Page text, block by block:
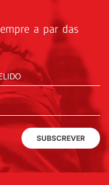
a par das
SUBSCREVER